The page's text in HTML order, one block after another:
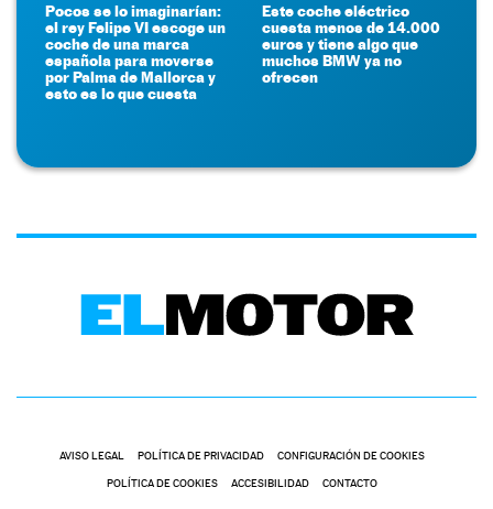
Pocos se lo imaginarían:
el rey Felipe VI escoge un
coche de una marca
española para moverse
por Palma de Mallorca y
esto es lo que cuesta
Este coche eléctrico
cuesta menos de 14.000
euros y tiene algo que
muchos BMW ya no
ofrecen
AVISO LEGAL POLÍTICA DE PRIVACIDAD CONFIGURACIÓN DE COOKIES
POLÍTICA DE COOKIES ACCESIBILIDAD CONTACTO